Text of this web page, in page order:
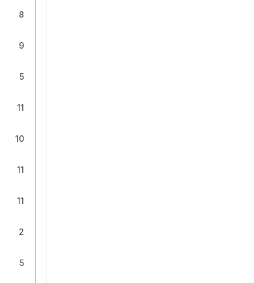
8
9
5
11
10
11
11
2
5